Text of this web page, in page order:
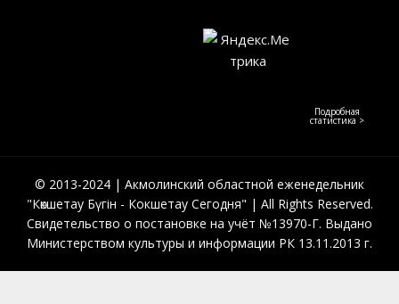
Подробная
статистика >
© 2013-2024 | Акмолинский областной еженедельник
"Көкшетау Бүгін - Кокшетау Сегодня" | All Rights Reserved.
Свидетельство о постановке на учёт №13970-Г. Выдано
Министерством культуры и информации РК 13.11.2013 г.